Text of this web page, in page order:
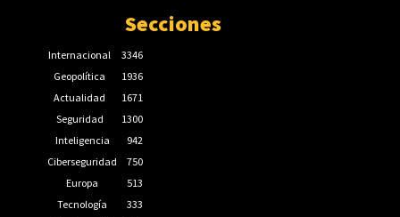
Secciones
Internacional
3346
Geopolítica
1936
Actualidad
1671
Seguridad
1300
Inteligencia
942
Ciberseguridad
750
Europa
513
Tecnología
333